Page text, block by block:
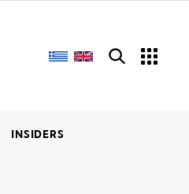
INSIDERS